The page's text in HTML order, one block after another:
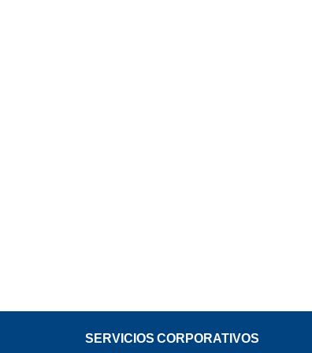
SERVICIOS CORPORATIVOS